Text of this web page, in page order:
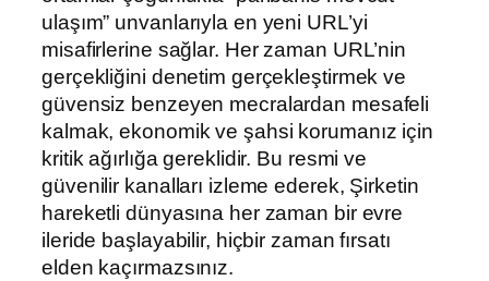
ulaşım” unvanlarıyla en yeni URL’yi
misafirlerine sağlar. Her zaman URL’nin
gerçekliğini denetim gerçekleştirmek ve
güvensiz benzeyen mecralardan mesafeli
kalmak, ekonomik ve şahsi korumanız için
kritik ağırlığa gereklidir. Bu resmi ve
güvenilir kanalları izleme ederek, Şirketin
hareketli dünyasına her zaman bir evre
ileride başlayabilir, hiçbir zaman fırsatı
elden kaçırmazsınız.